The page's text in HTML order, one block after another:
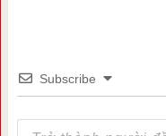
Subscribe